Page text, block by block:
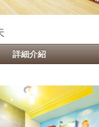
詳細介紹